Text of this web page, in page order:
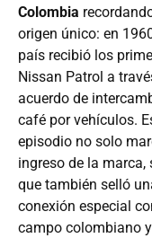
Colombia
origen único: en
país recibió los
Nissan Patrol a
acuerdo de
café por vehículos.
episodio no solo
ingreso de la marca,
que también selló
conexión especial
campo colombiano